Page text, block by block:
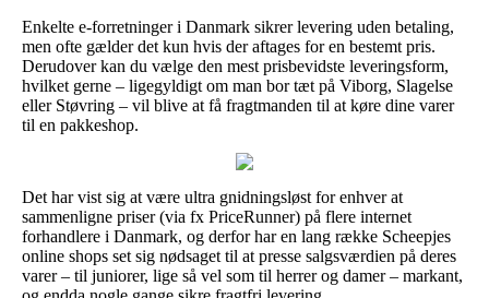
Enkelte e-forretninger i Danmark sikrer levering uden betaling,
men ofte gælder det kun hvis der aftages for en bestemt pris.
Derudover kan du vælge den mest prisbevidste leveringsform,
hvilket gerne – ligegyldigt om man bor tæt på Viborg, Slagelse
eller Støvring – vil blive at få fragtmanden til at køre dine varer
til en pakkeshop.
Det har vist sig at være ultra gnidningsløst for enhver at
sammenligne priser (via fx PriceRunner) på flere internet
forhandlere i Danmark, og derfor har en lang række Scheepjes
online shops set sig nødsaget til at presse salgsværdien på deres
varer – til juniorer, lige så vel som til herrer og damer – markant,